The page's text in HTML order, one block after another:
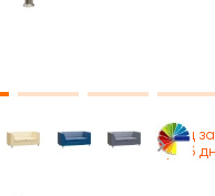
Под
раб